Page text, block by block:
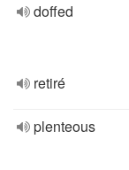
doffed
retiré
plenteous